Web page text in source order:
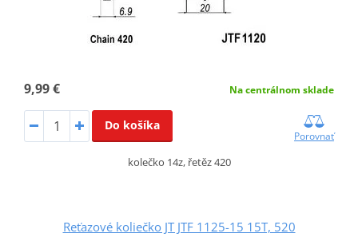
9,99 € Na centrálnom sklade
Do košíka
Porovnať
kolečko 14z, řetěz 420
Reťazové koliečko JT JTF 1125-15 15T, 520